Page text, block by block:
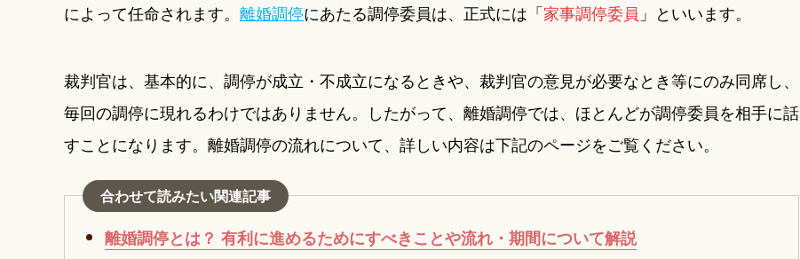
によって任命されます。 離婚調停にあたる調停委員は、正式には「家事調停委員 」といいます。
裁判官は、基本的に、調停が成立・不成立になるときや、裁判官の意見が必要なとき等にのみ同席し、
毎回の調停に現れるわけではありません。したがって、離婚調停では、ほとんどが調停委員を相手に話
すことになります。離婚調停の流れについて、詳しい内容は下記のページをご覧ください。
合わせて読みたい関連記事
離婚調停とは？ 有利に進めるためにすべきことや流れ・期間について解説